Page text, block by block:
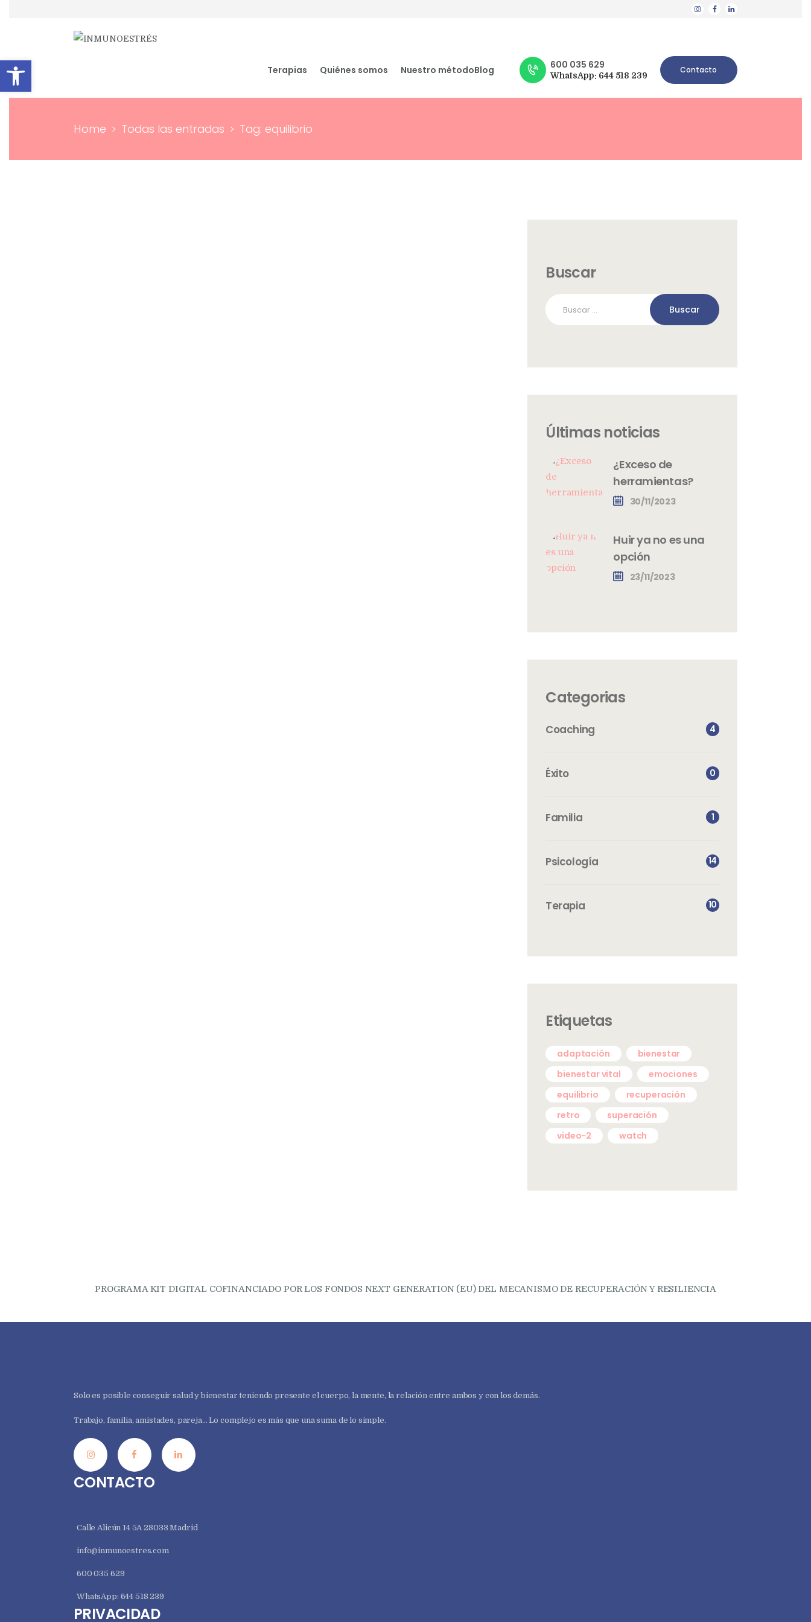
Terapias Quiénes somos Nuestro métodoBlog 600 035 629
WhatsApp: 644 518 239
Contacto
Home Todas las entradas Tag: equilibrio
Nuestro método
Buscar
Buscar:
Últimas noticias
¿Exceso de
herramientas?
30/11/2023
Huir ya no es una
opción
23/11/2023
Categorias
Coaching 4
Éxito 0
Familia 1
Psicología 14
Terapia 10
Etiquetas
adaptación
bienestar
bienestar vital
emociones
equilibrio
recuperación
retro
superación
video-2
watch
PROGRAMA KIT DIGITAL COFINANCIADO POR LOS FONDOS NEXT GENERATION (EU) DEL MECANISMO DE RECUPERACIÓN Y RESILIENCIA
Solo es posible conseguir salud y bienestar teniendo presente el cuerpo, la mente, la relación entre ambos y con los demás.
Trabajo, familia, amistades, pareja… Lo complejo es más que una suma de lo simple.
CONTACTO
Calle Alicún 14 5A 28033 Madrid
info@inmunoestres.com
600 035 629
WhatsApp: 644 518 239
PRIVACIDAD
Abrir barra de herramientas